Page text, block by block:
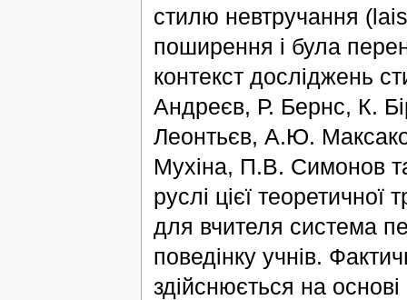
стилю невтручання
поширення і була
контекст досліджень
Андреєв, Р. Бернс, К.
Леонтьєв, А.Ю.
Мухіна, П.В. Симонов та
руслі цієї теоретичної
для вчителя система
поведінку учнів.
здійснюється на